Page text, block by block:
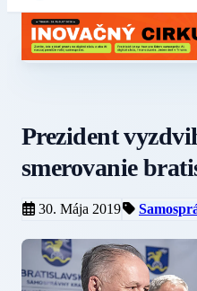
Prezident
smerovanie
30. Mája 2019